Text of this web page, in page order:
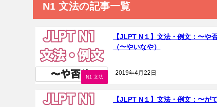
N1 文法の記事一覧
N1 文法
【JLPT N１】文法・例文：〜や
（〜やいなや）
2019年4月22日
【JLPT N１】文法・例文：〜が